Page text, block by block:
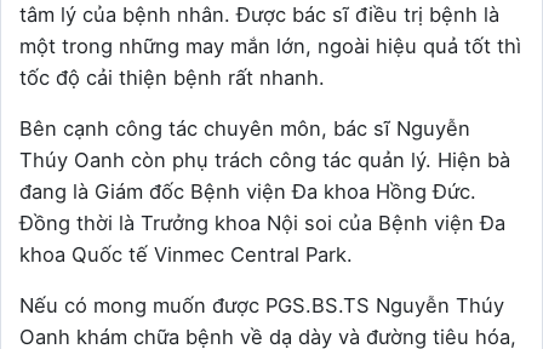
tâm lý của bệnh nhân. Được bác sĩ điều trị bệnh là
một trong những may mắn lớn, ngoài hiệu quả tốt thì
tốc độ cải thiện bệnh rất nhanh.
Bên cạnh công tác chuyên môn, bác sĩ Nguyễn
Thúy Oanh còn phụ trách công tác quản lý. Hiện bà
đang là Giám đốc Bệnh viện Đa khoa Hồng Đức.
Đồng thời là Trưởng khoa Nội soi của Bệnh viện Đa
khoa Quốc tế Vinmec Central Park.
Nếu có mong muốn được PGS.BS.TS Nguyễn Thúy
Oanh khám chữa bệnh về dạ dày và đường tiêu hóa,